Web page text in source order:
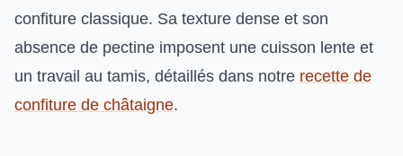
confiture classique. Sa texture dense et son
absence de pectine imposent une cuisson lente et
un travail au tamis, détaillés dans notre recette de
confiture de châtaigne.